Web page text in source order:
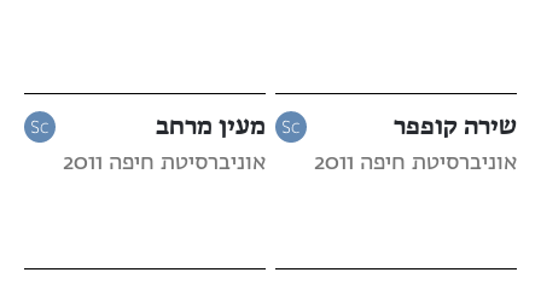
שירה קופפר
אוניברסיטת חיפה 2011
מעין מרחב
אוניברסיטת חיפה 2011